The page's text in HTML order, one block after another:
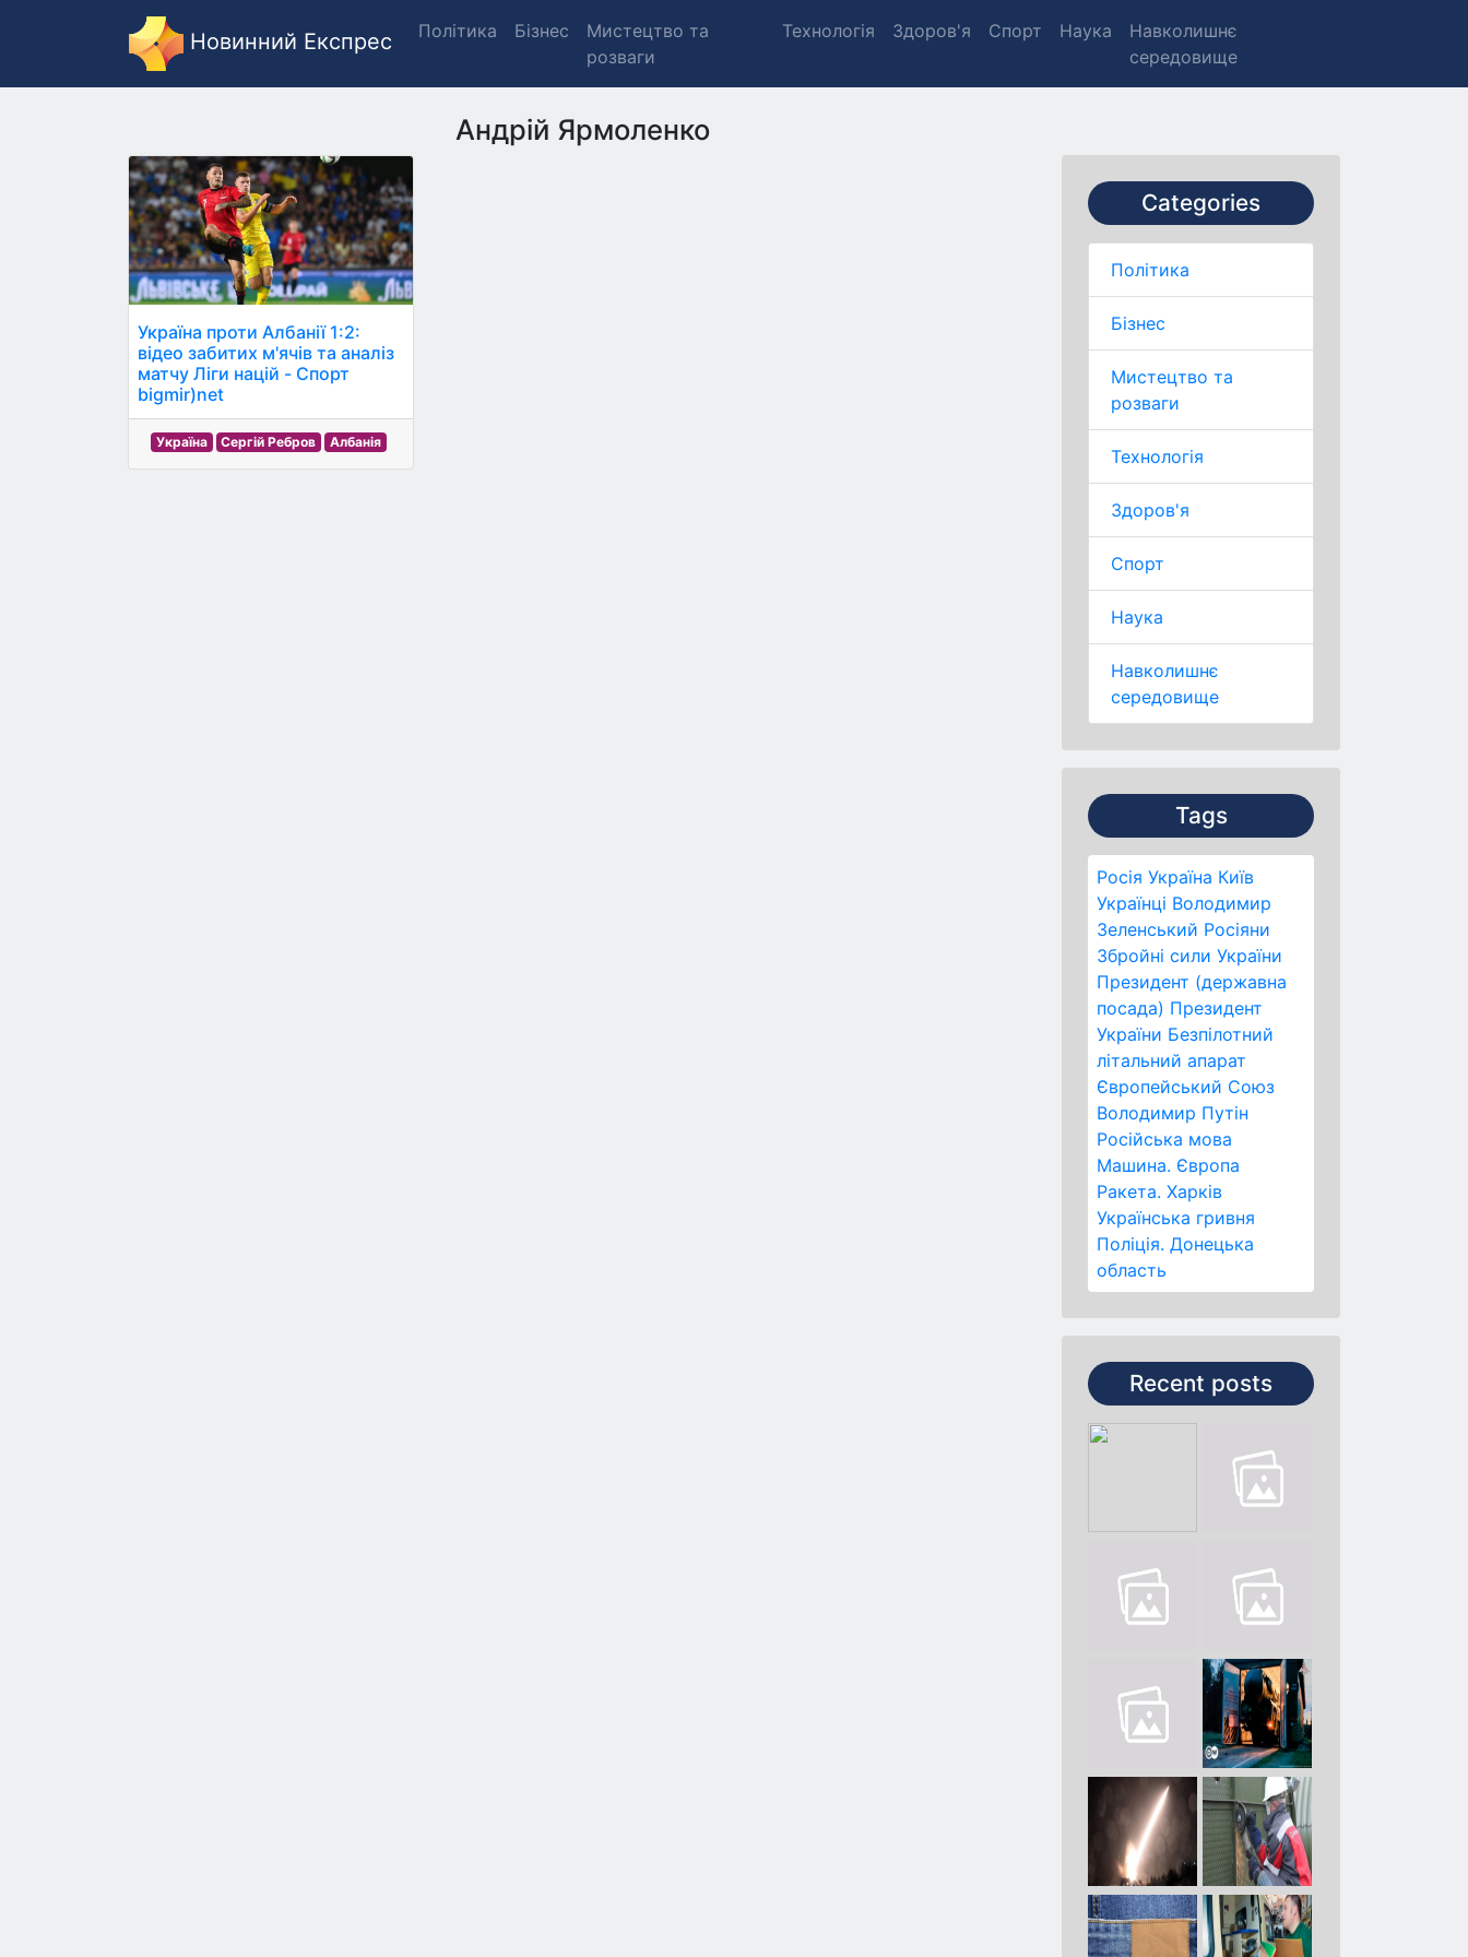
Новинний Експрес Політика Бізнес
Мистецтво та
розваги
Технологія Здоров'я Спорт Наука
Навколишнє
середовище
Андрій Ярмоленко
Categories
Політика
Бізнес
Мистецтво та
розваги
Технологія
Здоров'я
Спорт
Наука
Навколишнє
середовище
Tags
Росія Україна Київ
Українці Володимир
Зеленський Росіяни
Збройні сили України
Президент (державна
посада) Президент
України Безпілотний
літальний апарат
Європейський Союз
Володимир Путін
Російська мова
Машина. Європа
Ракета. Харків
Українська гривня
Поліція. Донецька
область
Recent posts
Україна проти Албанії 1:2:
відео забитих м'ячів та аналіз
матчу Ліги націй - Спорт
bigmir)net
Україна Сергій Ребров Албанія